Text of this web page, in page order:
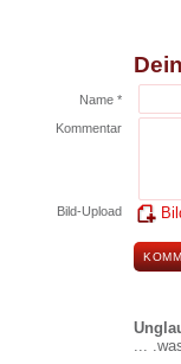
Name *
Kommentar
Bild-Upload
...